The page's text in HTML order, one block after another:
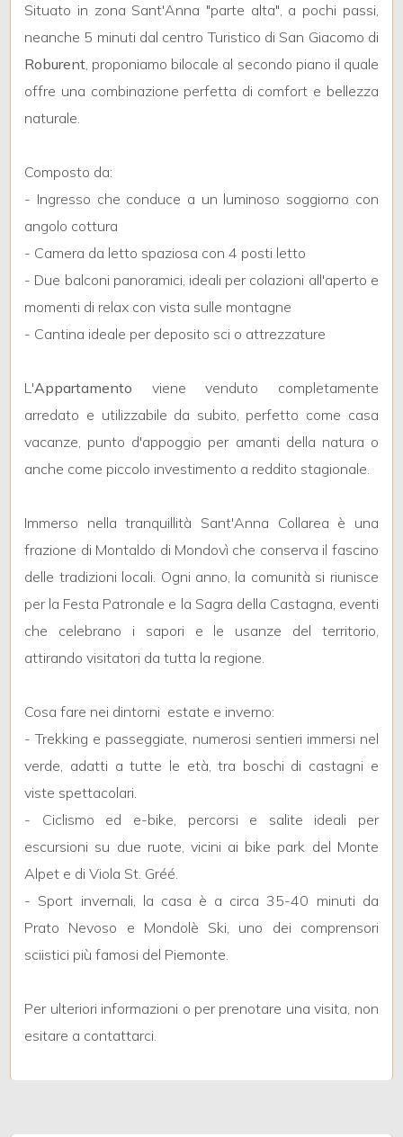
Situato in zona Sant'Anna "parte alta", a pochi passi,
neanche 5 minuti dal centro Turistico di San Giacomo di
Roburent, proponiamo bilocale al secondo piano il quale
offre una combinazione perfetta di comfort e bellezza
naturale.
Composto da:
- Ingresso che conduce a un luminoso soggiorno con
angolo cottura
- Camera da letto spaziosa con 4 posti letto
- Due balconi panoramici, ideali per colazioni all'aperto e
momenti di relax con vista sulle montagne
- Cantina ideale per deposito sci o attrezzature
L'Appartamento viene venduto completamente
arredato e utilizzabile da subito, perfetto come casa
vacanze, punto d'appoggio per amanti della natura o
anche come piccolo investimento a reddito stagionale.
Immerso nella tranquillità Sant'Anna Collarea è una
frazione di Montaldo di Mondovì che conserva il fascino
delle tradizioni locali. Ogni anno, la comunità si riunisce
per la Festa Patronale e la Sagra della Castagna, eventi
che celebrano i sapori e le usanze del territorio,
attirando visitatori da tutta la regione.
Cosa fare nei dintorni  estate e inverno:
- Trekking e passeggiate, numerosi sentieri immersi nel
verde, adatti a tutte le età, tra boschi di castagni e
viste spettacolari.
- Ciclismo ed e-bike, percorsi e salite ideali per
escursioni su due ruote, vicini ai bike park del Monte
Alpet e di Viola St. Gréé.
- Sport invernali, la casa è a circa 35-40 minuti da
Prato Nevoso e Mondolè Ski, uno dei comprensori
sciistici più famosi del Piemonte.
Per ulteriori informazioni o per prenotare una visita, non
esitare a contattarci.
minimi
Qualsiasi
1
2
3
4
5
Bagni
minimi
Qualsiasi
2
3
Camere
minime